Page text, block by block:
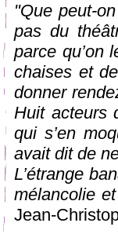
"Que peut-
pas du
parce qu’on
chaises et
donner
Huit acteurs
qui s’en
avait dit de
L’étrange
mélancolie
Jean-